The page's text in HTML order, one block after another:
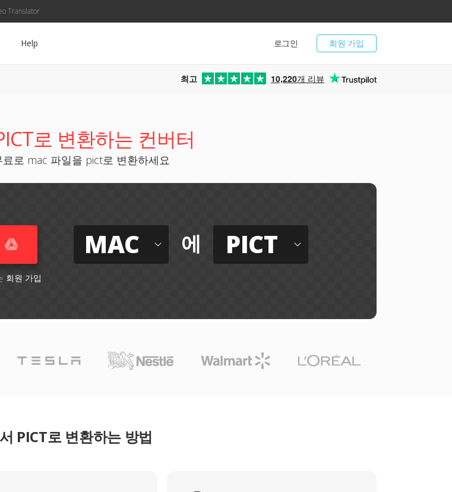
Translator
회원 가입
로그인
Help
최고 10,220개 리뷰
로 변환하는 컨버터
로 mac 파일을 pict로 변환하세요
회원 가입
MAC 에 PICT
PICT로 변환하는 방법